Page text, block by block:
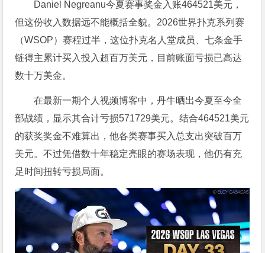
Daniel Negreanu今夏赛事奖金入账464521美元，
但这份收入数据远不能概括全貌。2026世界扑克系列赛
（WSOP）赛程过半，这位扑克名人堂成员、七条金手
链得主累计买入投入超百万美元，目前账面亏损已高达
数十万美金。
在最新一期个人视频博客中，丹牛晒出今夏至今全
部战绩，显示其合计亏损571729美元。结合464521美元
的获奖奖金不难算出，他各类赛事买入总支出突破百万
美元。不过凭借数十年稳定亮眼的赛场表现，他仍有充
足时间扭转亏损局面。